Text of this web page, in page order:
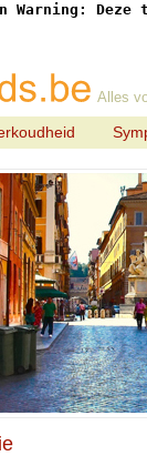
Warning:
Alles